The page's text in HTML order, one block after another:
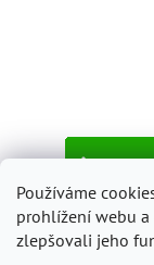
Používáme
prohlížení webu
zlepšovali jeho